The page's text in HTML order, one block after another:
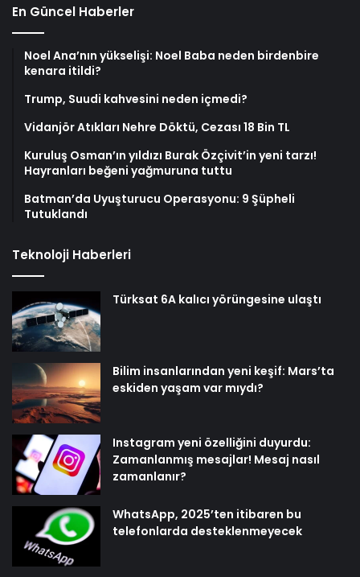
En Güncel Haberler
Noel Ana’nın yükselişi: Noel Baba neden birdenbire
kenara itildi?
Trump, Suudi kahvesini neden içmedi?
Vidanjör Atıkları Nehre Döktü, Cezası 18 Bin TL
Kuruluş Osman’ın yıldızı Burak Özçivit’in yeni tarzı!
Hayranları beğeni yağmuruna tuttu
Batman’da Uyuşturucu Operasyonu: 9 Şüpheli
Tutuklandı
Teknoloji Haberleri
Türksat 6A kalıcı yörüngesine ulaştı
Bilim insanlarından yeni keşif: Mars’ta
eskiden yaşam var mıydı?
Instagram yeni özelliğini duyurdu:
Zamanlanmış mesajlar! Mesaj nasıl
zamanlanır?
WhatsApp, 2025’ten itibaren bu
telefonlarda desteklenmeyecek